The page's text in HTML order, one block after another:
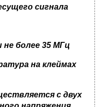
сигнала
более 35 МГц
на клеймах
с двух